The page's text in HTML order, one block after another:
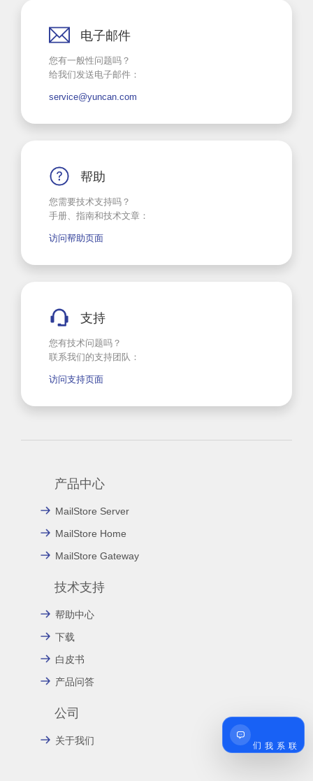
电子邮件
您有一般性问题吗？
给我们发送电子邮件：
service@yuncan.com
帮助
您需要技术支持吗？
手册、指南和技术文章：
访问帮助页面
支持
您有技术问题吗？
联系我们的支持团队：
访问支持页面
产品中心
MailStore Server
MailStore Home
MailStore Gateway
技术支持
帮助中心
下载
白皮书
产品问答
公司
关于我们